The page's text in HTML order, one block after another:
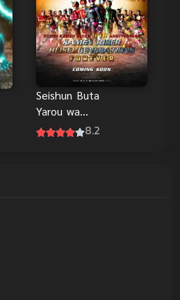
Seishun Buta
Yarou wa
Yumemiru8.2